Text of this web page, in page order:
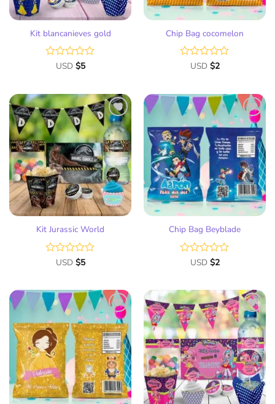
Kit blancanieves gold
Valorado
de
5
USD $5
Chip Bag cocomelon
Valorado
de
5
USD $2
Añadir
a la
lista
de
deseos
Kit Jurassic World
Valorado
de
5
USD $5
Añadir
a la
lista
de
deseos
Chip Bag Beyblade
Valorado
de
5
USD $2
Añadir
a la
lista
de
deseos
Añadir
a la
lista
de
deseos